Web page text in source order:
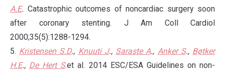
A.E. Catastrophic outcomes of noncardiac surgery soon
after coronary stenting. J Am Coll Cardiol
2000;35(5):1288-1294.
5. Kristensen S.D., Knuuti J., Saraste A., Anker S., Bøtker
H.E., De Hert S.et al. 2014 ESC/ESA Guidelines on non-